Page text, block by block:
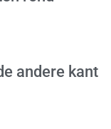
andere kant